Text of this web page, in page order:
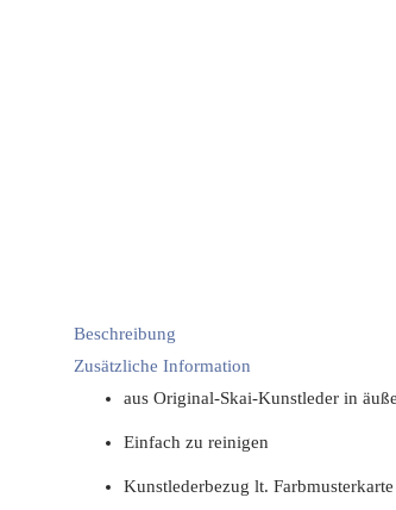
Beschreibung
Zusätzliche Information
aus Original-Skai-Kunstleder in
Einfach zu reinigen
Kunstlederbezug lt. Farbmusterkarte